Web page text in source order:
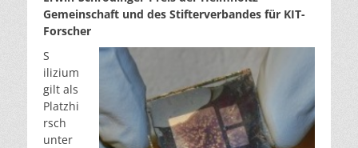
Gemeinschaft und des Stifterverbandes für KIT-
Forscher
S
ilizium
gilt als
Platzhi
rsch
unter